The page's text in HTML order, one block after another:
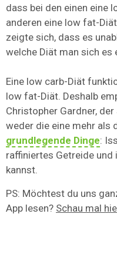
dass bei den einen eine
anderen eine low fat-
zeigte sich, dass es
welche Diät man sich es
Eine low carb-Diät
low fat-Diät. Deshalb
Christopher Gardner,
weder die eine mehr als
grundlegende Dinge:
raffiniertes Getreide und
kannst.
PS: Möchtest du uns
App lesen? Schau mal